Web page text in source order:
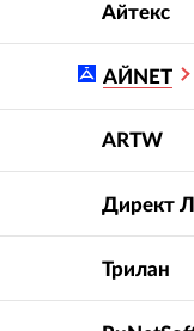
Айтекс
АЙNET
ARTW
Директ
Трилан